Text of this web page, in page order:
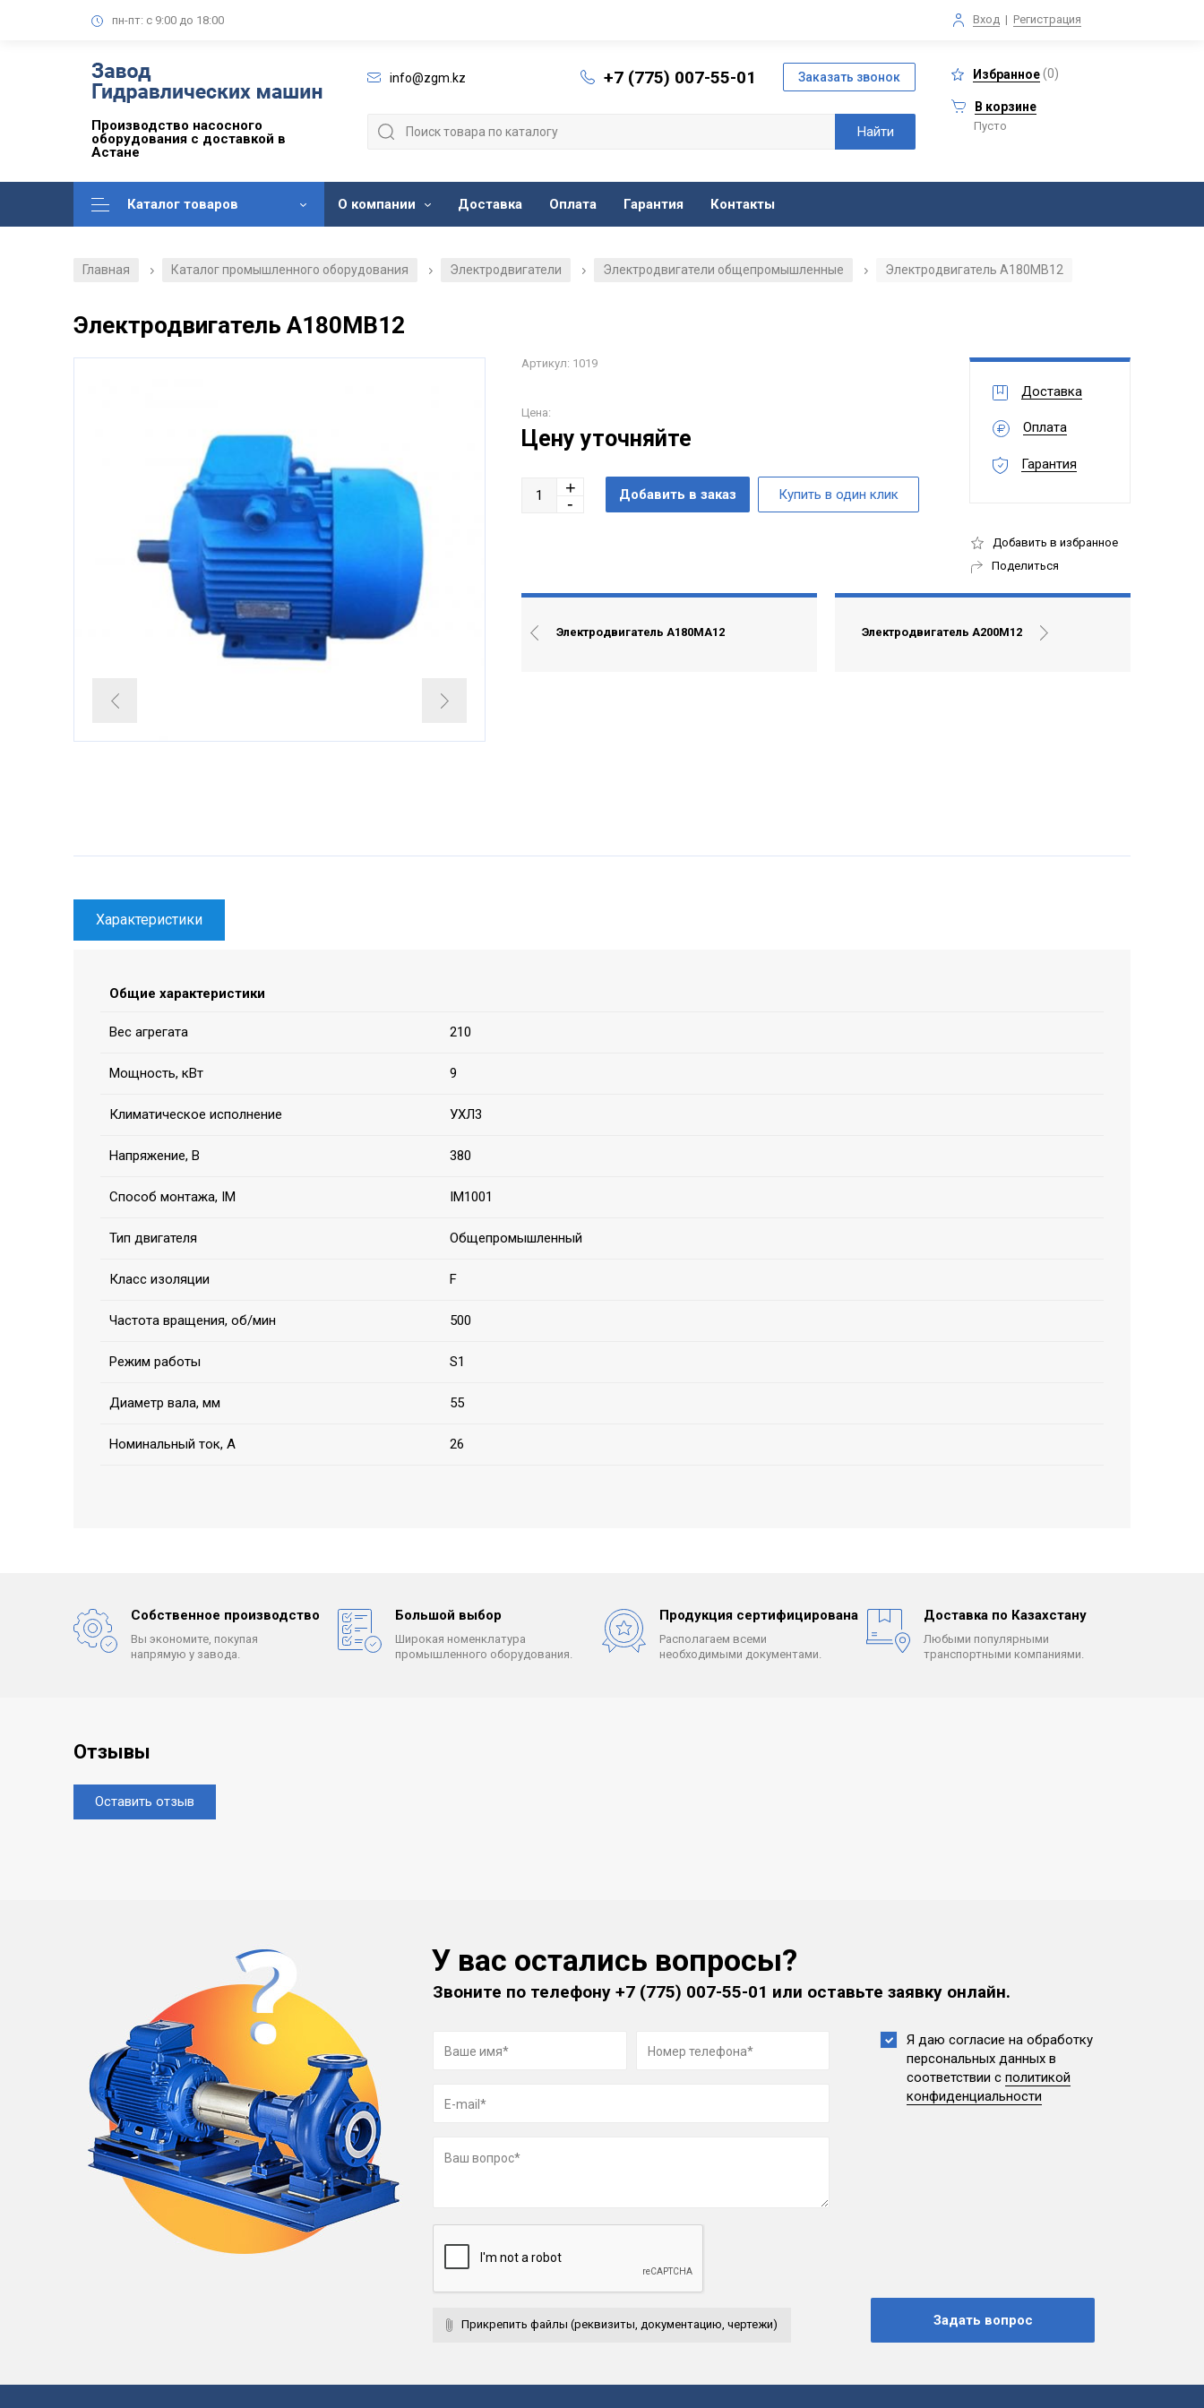
пн-пт: с 9:00 до 18:00 Вход | Регистрация
Производство насосного
оборудования с доставкой в
Астане
info@zgm.kz +7 (775) 007-55-01 Избранное(0)
В корзине
Пусто
Каталог товаров О компании Доставка Оплата Гарантия Контакты
Главная / Каталог промышленного оборудования / Электродвигатели / Электродвигатели общепромышленные / Электродвигатель А180МВ12
Электродвигатель А180МВ12
Артикул: 1019
Цена:
Цену уточняйте
Доставка
Оплата
Гарантия
Добавить в избранное
Поделиться
Электродвигатель А180МА12 Электродвигатель А200М12
Характеристики
Общие характеристики
Вес агрегата 210
Мощность, кВт 9
Климатическое исполнение УХЛ3
Напряжение, В 380
Способ монтажа, IM IM1001
Тип двигателя Общепромышленный
Класс изоляции F
Частота вращения, об/мин 500
Режим работы S1
Диаметр вала, мм 55
Номинальный ток, А 26
Собственное производство
Вы экономите, покупая
напрямую у завода.
Большой выбор
Широкая номенклатура
промышленного оборудования.
Продукция сертифицирована
Располагаем всеми
необходимыми документами.
Доставка по Казахстану
Любыми популярными
транспортными компаниями.
Отзывы
Оставить отзыв
У вас остались вопросы?
Звоните по телефону+7 (775) 007-55-01 или оставьте заявку онлайн.
Прикрепить файлы (реквизиты, документацию, чертежи)
Я даю согласие на обработку
персональных данных в
соответствии с политикой
конфиденциальности